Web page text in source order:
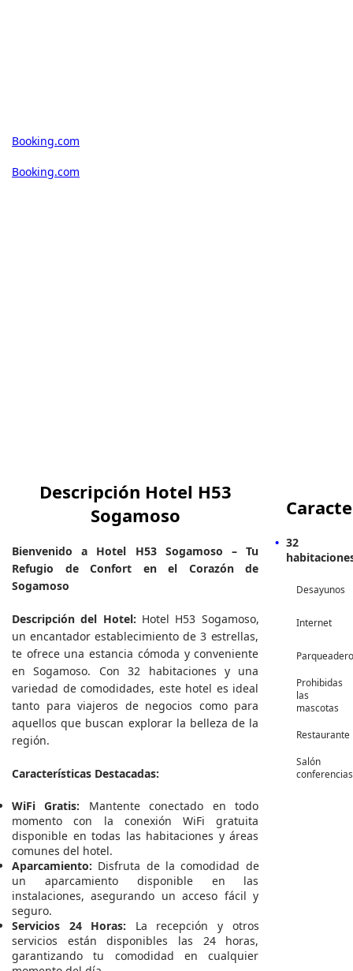
Booking.com
Booking.com
Descripción Hotel H53
Sogamoso
Bienvenido a Hotel H53 Sogamoso – Tu
Refugio de Confort en el Corazón de
Sogamoso
Descripción del Hotel: Hotel H53 Sogamoso,
un encantador establecimiento de 3 estrellas,
te ofrece una estancia cómoda y conveniente
en Sogamoso. Con 32 habitaciones y una
variedad de comodidades, este hotel es ideal
tanto para viajeros de negocios como para
aquellos que buscan explorar la belleza de la
región.
Características Destacadas:
WiFi Gratis: Mantente conectado en todo
momento con la conexión WiFi gratuita
disponible en todas las habitaciones y áreas
comunes del hotel.
Aparcamiento: Disfruta de la comodidad de
un aparcamiento disponible en las
instalaciones, asegurando un acceso fácil y
seguro.
Servicios 24 Horas: La recepción y otros
servicios están disponibles las 24 horas,
garantizando tu comodidad en cualquier
32
Desayunos
Internet
Prohibidas
las
mascotas
Restaurante
Salón
conferencias